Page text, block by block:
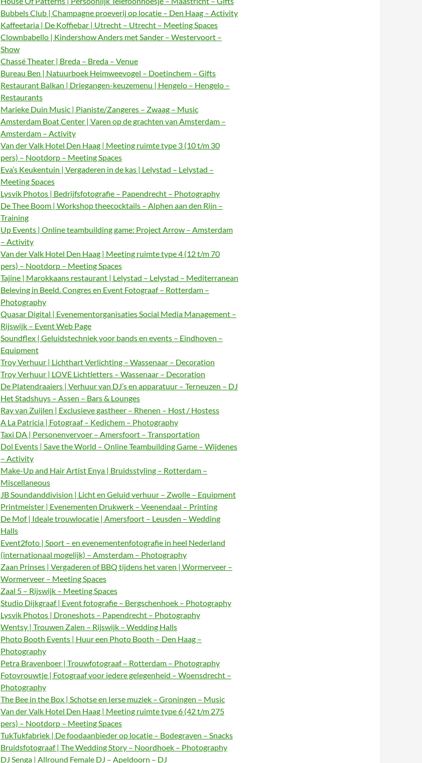
Bubbels Club | Champagne proeverij op locatie – Den Haag – Activity
Kaffeetaria | De Koffiebar | Utrecht – Utrecht – Meeting Spaces
Clownbabello | Kindershow Anders met Sander – Westervoort –
Show
Chassé Theater | Breda – Breda – Venue
Bureau Ben | Natuurboek Heimweevogel – Doetinchem – Gifts
Restaurant Balkan | Driegangen-keuzemenu | Hengelo – Hengelo –
Restaurants
Marieke Duin Music | Pianiste/Zangeres – Zwaag – Music
Amsterdam Boat Center | Varen op de grachten van Amsterdam –
Amsterdam – Activity
Van der Valk Hotel Den Haag | Meeting ruimte type 3 (10 t/m 30
pers) – Nootdorp – Meeting Spaces
Eva’s Keukentuin | Vergaderen in de kas | Lelystad – Lelystad –
Meeting Spaces
Lysvik Photos | Bedrijfsfotografie – Papendrecht – Photography
De Thee Boom | Workshop theecocktails – Alphen aan den Rijn –
Training
Up Events | Online teambuilding game: Project Arrow – Amsterdam
– Activity
Van der Valk Hotel Den Haag | Meeting ruimte type 4 (12 t/m 70
pers) – Nootdorp – Meeting Spaces
Tajine | Marokkaans restaurant | Lelystad – Lelystad – Mediterranean
Beleving in Beeld. Congres en Event Fotograaf – Rotterdam –
Photography
Quasar Digital | Evenementorganisaties Social Media Management –
Rijswijk – Event Web Page
Soundflex | Geluidstechniek voor bands en events – Eindhoven –
Equipment
Troy Verhuur | Lichthart Verlichting – Wassenaar – Decoration
Troy Verhuur | LOVE Lichtletters – Wassenaar – Decoration
De Platendraaiers | Verhuur van DJ’s en apparatuur – Terneuzen – DJ
Het Stadshuys – Assen – Bars & Lounges
Ray van Zuijlen | Exclusieve gastheer – Rhenen – Host / Hostess
A La Patricia | Fotograaf – Kedichem – Photography
Taxi DA | Personenvervoer – Amersfoort – Transportation
Dol Events | Save the World – Online Teambuilding Game – Wijdenes
– Activity
Make-Up and Hair Artist Enya | Bruidsstyling – Rotterdam –
Miscellaneous
JB Soundanddivision | Licht en Geluid verhuur – Zwolle – Equipment
Printmeister | Evenementen Drukwerk – Veenendaal – Printing
De Mof | Ideale trouwlocatie | Amersfoort – Leusden – Wedding
Halls
Event2foto | Sport – en evenementenfotografie in heel Nederland
(internationaal mogelijk) – Amsterdam – Photography
Zaan Prinses | Vergaderen of BBQ tijdens het varen | Wormerveer –
Wormerveer – Meeting Spaces
Zaal 5 – Rijswijk – Meeting Spaces
Studio Dijkgraaf | Event fotografie – Bergschenhoek – Photography
Lysvik Photos | Droneshots – Papendrecht – Photography
Wentsy | Trouwen Zalen – Rijswijk – Wedding Halls
Photo Booth Events | Huur een Photo Booth – Den Haag –
Photography
Petra Bravenboer | Trouwfotograaf – Rotterdam – Photography
Fotovrouwtje | Fotograaf voor iedere gelegenheid – Woensdrecht –
Photography
The Bee in the Box | Schotse en Ierse muziek – Groningen – Music
Van der Valk Hotel Den Haag | Meeting ruimte type 6 (42 t/m 275
pers) – Nootdorp – Meeting Spaces
TukTukfabriek | De foodaanbieder op locatie – Bodegraven – Snacks
Bruidsfotograaf | The Wedding Story – Noordhoek – Photography
DJ Senga | Allround Female DJ – Apeldoorn – DJ